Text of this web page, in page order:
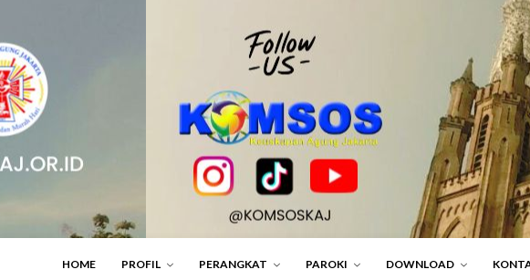
HOME PROFIL PERANGKAT PAROKI DOWNLOAD